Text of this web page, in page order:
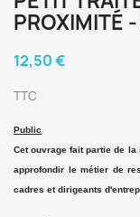
PROXIMITÉ
12,50 €
TTC
Public
Cet ouvrage fait partie de
approfondir le métier de
cadres et dirigeants